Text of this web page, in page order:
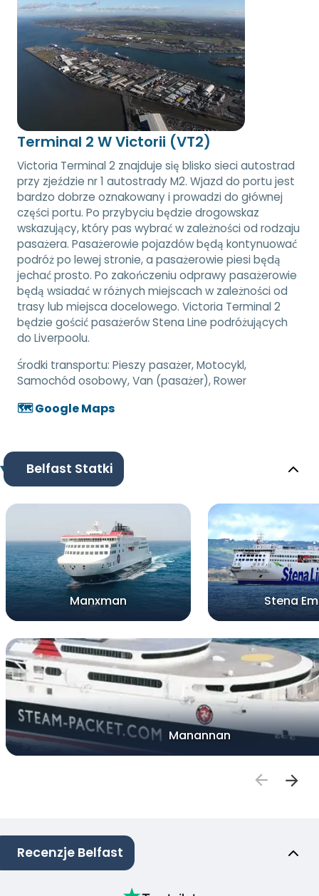
Terminal 2 W Victorii (VT2)
Victoria Terminal 2 znajduje się blisko sieci autostrad
przy zjeździe nr 1 autostrady M2. Wjazd do portu jest
bardzo dobrze oznakowany i prowadzi do głównej
części portu. Po przybyciu będzie drogowskaz
wskazujący, który pas wybrać w zależności od rodzaju
pasażera. Pasażerowie pojazdów będą kontynuować
podróż po lewej stronie, a pasażerowie piesi będą
jechać prosto. Po zakończeniu odprawy pasażerowie
będą wsiadać w różnych miejscach w zależności od
trasy lub miejsca docelowego. Victoria Terminal 2
będzie gościć pasażerów Stena Line podróżujących
do Liverpoolu.
Środki transportu: Pieszy pasażer, Motocykl,
Samochód osobowy, Van (pasażer), Rower
🗺️ Google Maps
Belfast Statki
Manxman Stena
Manannan
Recenzje Belfast